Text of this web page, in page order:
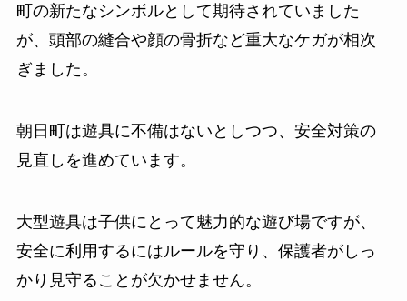
町の新たなシンボルとして期待されていました
が、頭部の縫合や顔の骨折など重大なケガが相次
ぎました。
朝日町は遊具に不備はないとしつつ、安全対策の
見直しを進めています。
大型遊具は子供にとって魅力的な遊び場ですが、
安全に利用するにはルールを守り、保護者がしっ
かり見守ることが欠かせません。